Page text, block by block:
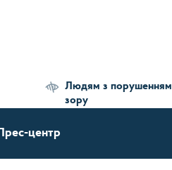
Людям з порушенням
зору
центр